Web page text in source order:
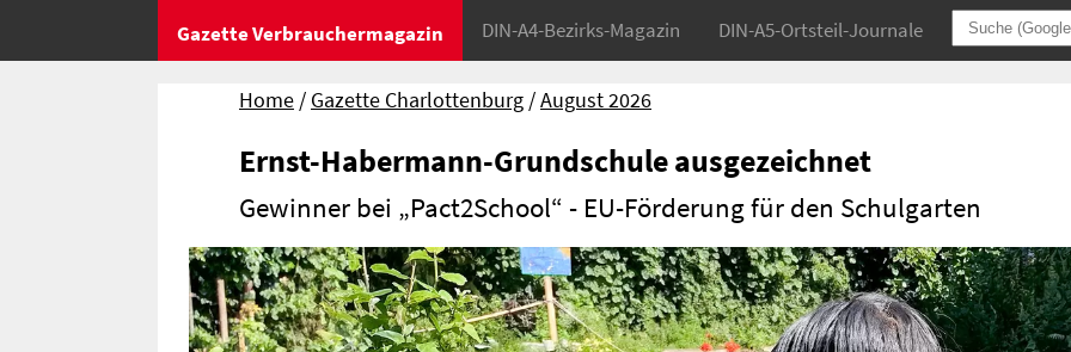
Gazette Verbrauchermagazin DIN-A4-Bezirks-Magazin DIN-A5-Ortsteil-Journale
Home Gazette Charlottenburg August 2026
Ernst-Habermann-Grundschule ausgezeichnet
Gewinner bei „Pact2School“ - EU-Förderung für den Schulgarten